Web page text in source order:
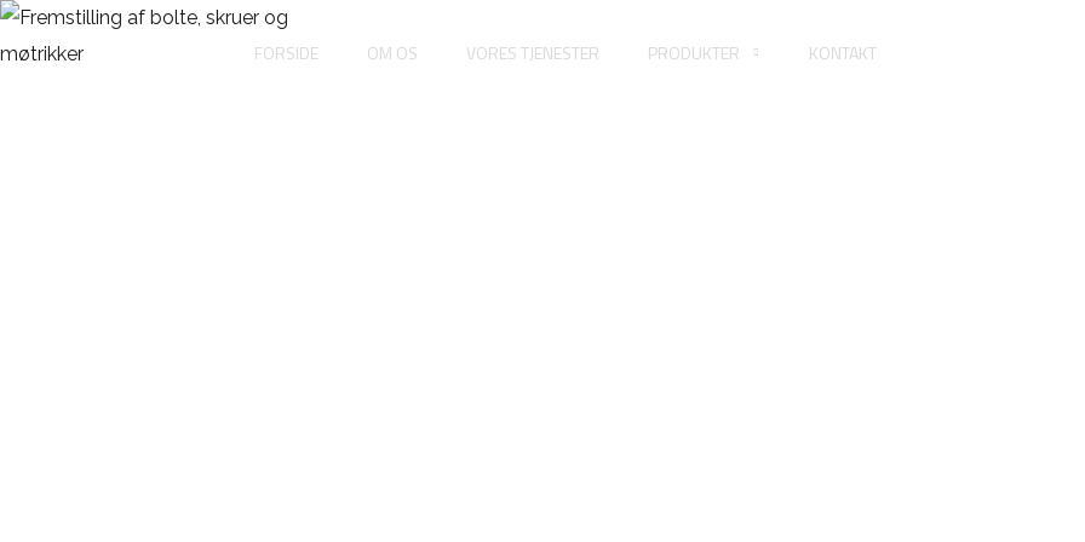
FORSIDE OM OS VORES TJENESTER PRODUKTER KONTAKT